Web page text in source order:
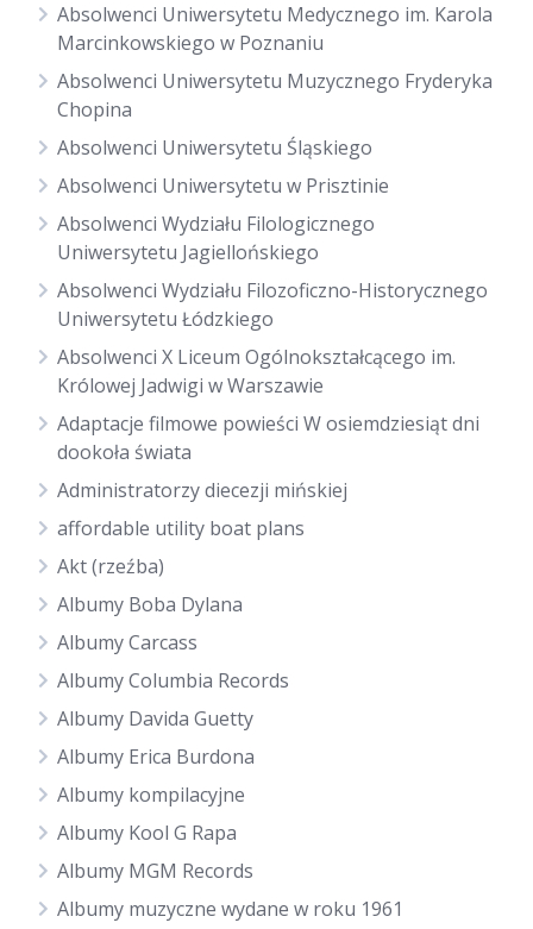
Absolwenci Uniwersytetu Medycznego im. Karola
Marcinkowskiego w Poznaniu
Absolwenci Uniwersytetu Muzycznego Fryderyka
Chopina
Absolwenci Uniwersytetu Śląskiego
Absolwenci Uniwersytetu w Prisztinie
Absolwenci Wydziału Filologicznego
Uniwersytetu Jagiellońskiego
Absolwenci Wydziału Filozoficzno-Historycznego
Uniwersytetu Łódzkiego
Absolwenci X Liceum Ogólnokształcącego im.
Królowej Jadwigi w Warszawie
Adaptacje filmowe powieści W osiemdziesiąt dni
dookoła świata
Administratorzy diecezji mińskiej
affordable utility boat plans
Akt (rzeźba)
Albumy Boba Dylana
Albumy Carcass
Albumy Columbia Records
Albumy Davida Guetty
Albumy Erica Burdona
Albumy kompilacyjne
Albumy Kool G Rapa
Albumy MGM Records
Albumy muzyczne wydane w roku 1961